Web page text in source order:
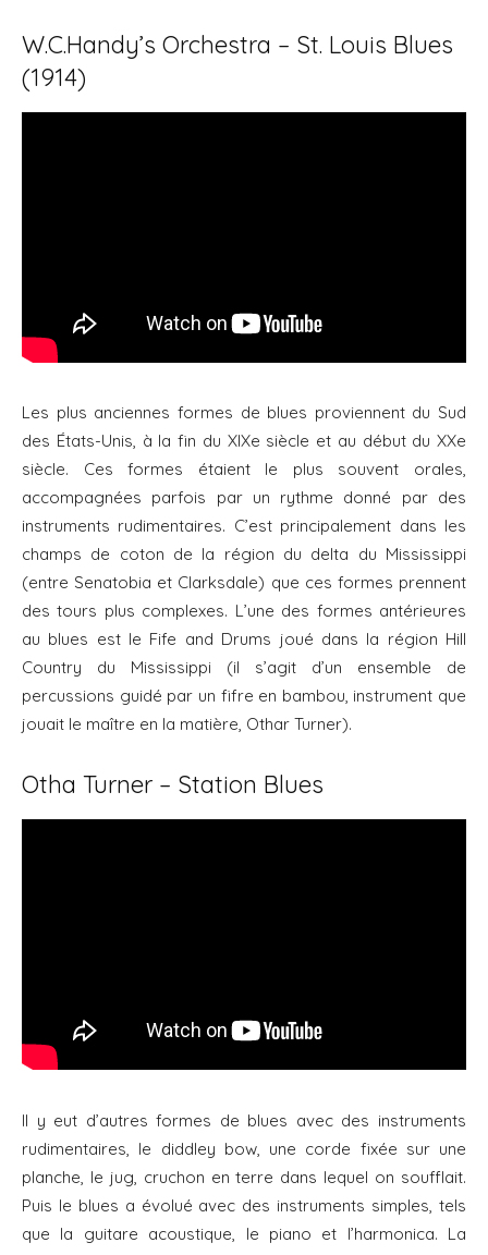
W.C.Handy’s Orchestra – St. Louis Blues
(1914)
Les plus anciennes formes de blues proviennent du Sud
des États-Unis, à la fin du XIXe siècle et au début du XXe
siècle. Ces formes étaient le plus souvent orales,
accompagnées parfois par un rythme donné par des
instruments rudimentaires. C’est principalement dans les
champs de coton de la région du delta du Mississippi
(entre Senatobia et Clarksdale) que ces formes prennent
des tours plus complexes. L’une des formes antérieures
au blues est le Fife and Drums joué dans la région Hill
Country du Mississippi (il s’agit d’un ensemble de
percussions guidé par un fifre en bambou, instrument que
jouait le maître en la matière, Othar Turner).
Otha Turner – Station Blues
Il y eut d’autres formes de blues avec des instruments
rudimentaires, le diddley bow, une corde fixée sur une
planche, le jug, cruchon en terre dans lequel on soufflait.
Puis le blues a évolué avec des instruments simples, tels
que la guitare acoustique, le piano et l’harmonica. La